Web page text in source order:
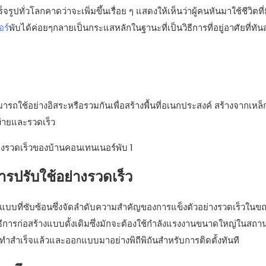
ปทั่วโลกคาดว่าจะเพิ่มขึ้นเรื่อย ๆ แสดงให้เห็นว่าผู้คนหันมาใช้ชีวิต
ร์พับได้ค่อยๆกลายเป็นกระแสหลักในฐานะที่เป็นวิธีการที่อยู่อาศัยที่ทั
ถใช้อย่างอิสระหรือรวมกันเพื่อสร้างพื้นที่อเนกประสงค์ สร้างจากเห
ยและรวดเร็ว
ปรับใช้อย่างรวดเร็ว
บที่ซับซ้อนซึ่งจัดลำดับความสำคัญของการแข็งตัวอย่างรวดเร็วในข
รก่อสร้างแบบดั้งเดิมซึ่งมักจะต้องใช้กำลังแรงงานขนาดใหญ่ในสถ
ำสำเร็จแล้วและออกแบบมาอย่างพิถีพิถันสำหรับการติดตั้งทันที